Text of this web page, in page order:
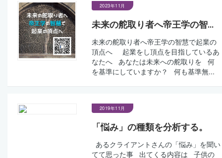
2023年11月
未来の舵取り者へ帝王学の智...
未来の舵取り者へ帝王学の智慧で起業の
頂点へ 起業をし頂点を目指しているあ
なたへ あなたは未来への舵取りを 何
を基準にしていますか？ 何も基準無...
2019年11月
「悩み」の種類を分析する。
あるクライアントさんの「悩み」を聞い
てて思った事 出てくる内容は 子供の